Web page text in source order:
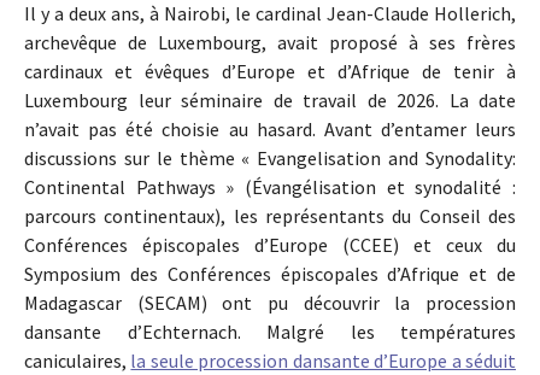
Il y a deux ans, à Nairobi, le cardinal Jean-Claude Hollerich,
archevêque de Luxembourg, avait proposé à ses frères
cardinaux et évêques d’Europe et d’Afrique de tenir à
Luxembourg leur séminaire de travail de 2026. La date
n’avait pas été choisie au hasard. Avant d’entamer leurs
discussions sur le thème « Evangelisation and Synodality:
Continental Pathways » (Évangélisation et synodalité :
parcours continentaux), les représentants du Conseil des
Conférences épiscopales d’Europe (CCEE) et ceux du
Symposium des Conférences épiscopales d’Afrique et de
Madagascar (SECAM) ont pu découvrir la procession
dansante d’Echternach. Malgré les températures
caniculaires, la seule procession dansante d’Europe a séduit